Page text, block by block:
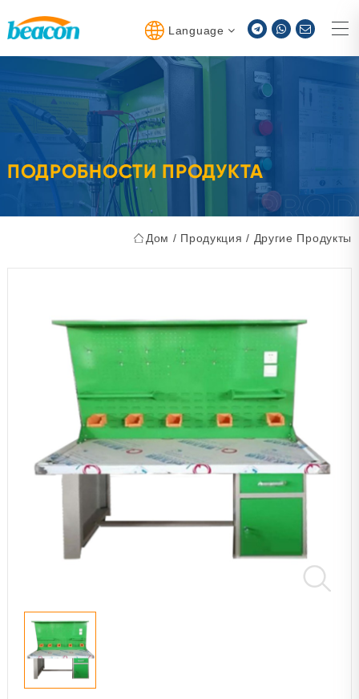
Language
ПОДРОБНОСТИ ПРОДУКТА
Дом / Продукция / Другие Продукты